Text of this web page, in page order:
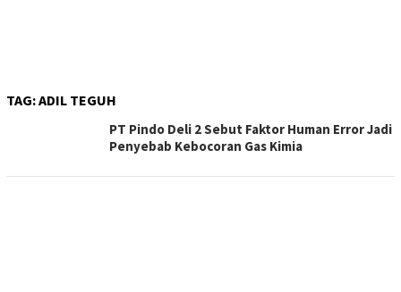
TAG:ADIL TEGUH
PT Pindo Deli 2 Sebut Faktor Human Error Jadi
Penyebab Kebocoran Gas Kimia